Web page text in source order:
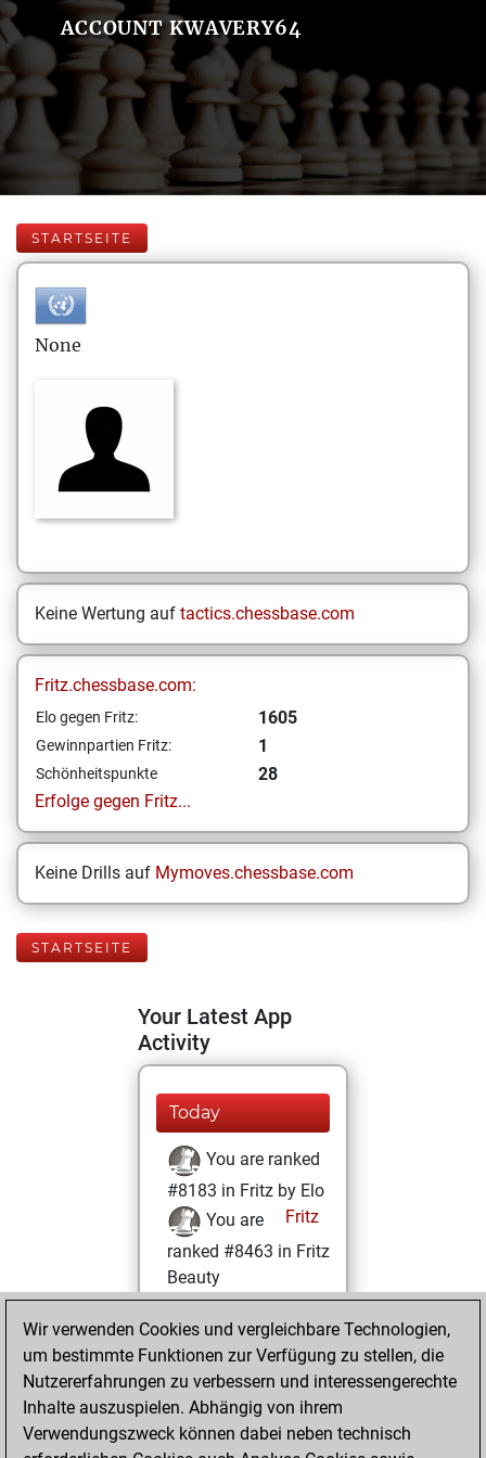
ACCOUNT KWAVERY64
STARTSEITE
None
Keine Wertung auf tactics.chessbase.com
Fritz.chessbase.com:
Elo gegen Fritz: 1605
Gewinnpartien Fritz: 1
Schönheitspunkte
28
Erfolge gegen Fritz...
Keine Drills auf Mymoves.chessbase.com
STARTSEITE
Your Latest App
Activity
Today
You are ranked
#8183 in Fritz by Elo
Fritz
You are
ranked #8463 in Fritz
Beauty
Montag, Januar
25, 2021
You won
against Fritz
Fritz
Wir verwenden Cookies und vergleichbare Technologien,
um bestimmte Funktionen zur Verfügung zu stellen, die
Nutzererfahrungen zu verbessern und interessengerechte
Inhalte auszuspielen. Abhängig von ihrem
Verwendungszweck können dabei neben technisch